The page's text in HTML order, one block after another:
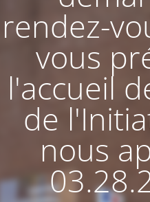
rendez-
vous
l'accueil
de
nous